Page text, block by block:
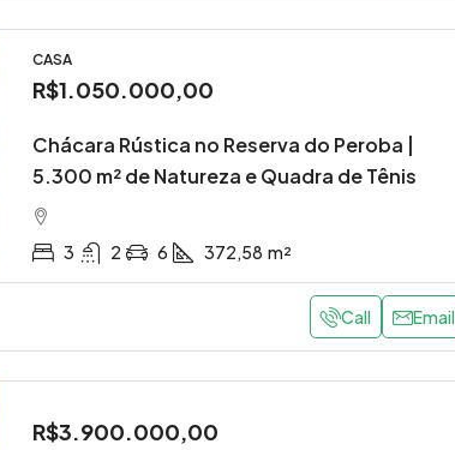
CASA
R$1.050.000,00
Chácara Rústica no Reserva do Peroba |
5.300 m² de Natureza e Quadra de Tênis
3 2 6 372,58 m²
Call Email
R$3.900.000,00